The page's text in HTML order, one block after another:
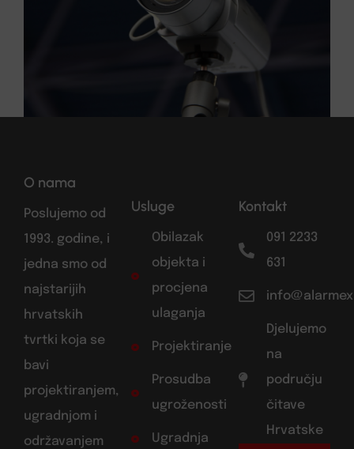
O nama
Poslujemo od
1993. godine, i
jedna smo od
najstarijih
hrvatskih
tvrtki koja se
bavi
projektiranjem,
ugradnjom i
održavanjem
Usluge
Obilazak
objekta i
procjena
ulaganja
Projektiranje
Prosudba
ugroženosti
Ugradnja
Kontakt
091 2233
631
Djelujemo
na
području
čitave
Hrvatske